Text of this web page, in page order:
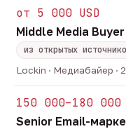
от 5 000 USD
Middle Media
из открытых
Lockin · Медиабайер ·
150 000–180 000
Senior Email-